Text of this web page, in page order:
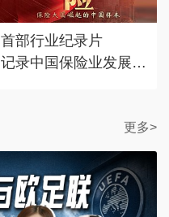
首部行业纪录片
记录中国保险业发展历
更多>